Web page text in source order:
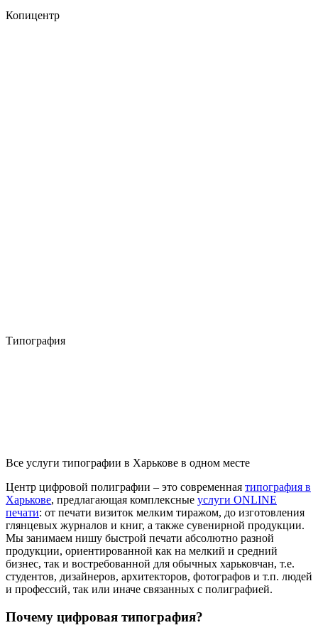
Копицентр
Типография
Все услуги типографии в Харькове в одном месте
Центр цифровой полиграфии – это современная типография в
Харькове, предлагающая комплексные услуги ONLINE
печати: от печати визиток мелким тиражом, до изготовления
глянцевых журналов и книг, а также сувенирной продукции.
Мы занимаем нишу быстрой печати абсолютно разной
продукции, ориентированной как на мелкий и средний
бизнес, так и востребованной для обычных харьковчан, т.е.
студентов, дизайнеров, архитекторов, фотографов и т.п. людей
и профессий, так или иначе связанных с полиграфией.
Почему цифровая типография?